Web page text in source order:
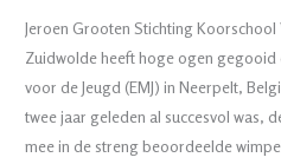
Jeroen Grooten Stichting Koorschool
Zuidwolde heeft hoge ogen gegooid
voor de Jeugd (EMJ) in Neerpelt,
twee jaar geleden al succesvol was,
mee in de streng beoordeelde